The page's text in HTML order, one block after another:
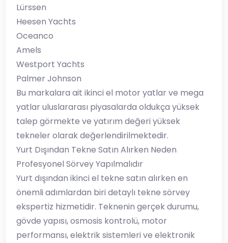
Lürssen
Heesen Yachts
Oceanco
Amels
Westport Yachts
Palmer Johnson
Bu markalara ait ikinci el motor yatlar ve mega
yatlar uluslararası piyasalarda oldukça yüksek
talep görmekte ve yatırım değeri yüksek
tekneler olarak değerlendirilmektedir.
Yurt Dışından Tekne Satın Alırken Neden
Profesyonel Sörvey Yapılmalıdır
Yurt dışından ikinci el tekne satın alırken en
önemli adımlardan biri detaylı tekne sörvey
ekspertiz hizmetidir. Teknenin gerçek durumu,
gövde yapısı, osmosis kontrolü, motor
performansı, elektrik sistemleri ve elektronik